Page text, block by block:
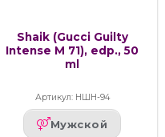
Shaik (Gucci Guilty
Intense M 71), edp., 50
ml
Артикул: НШН-94
Мужской